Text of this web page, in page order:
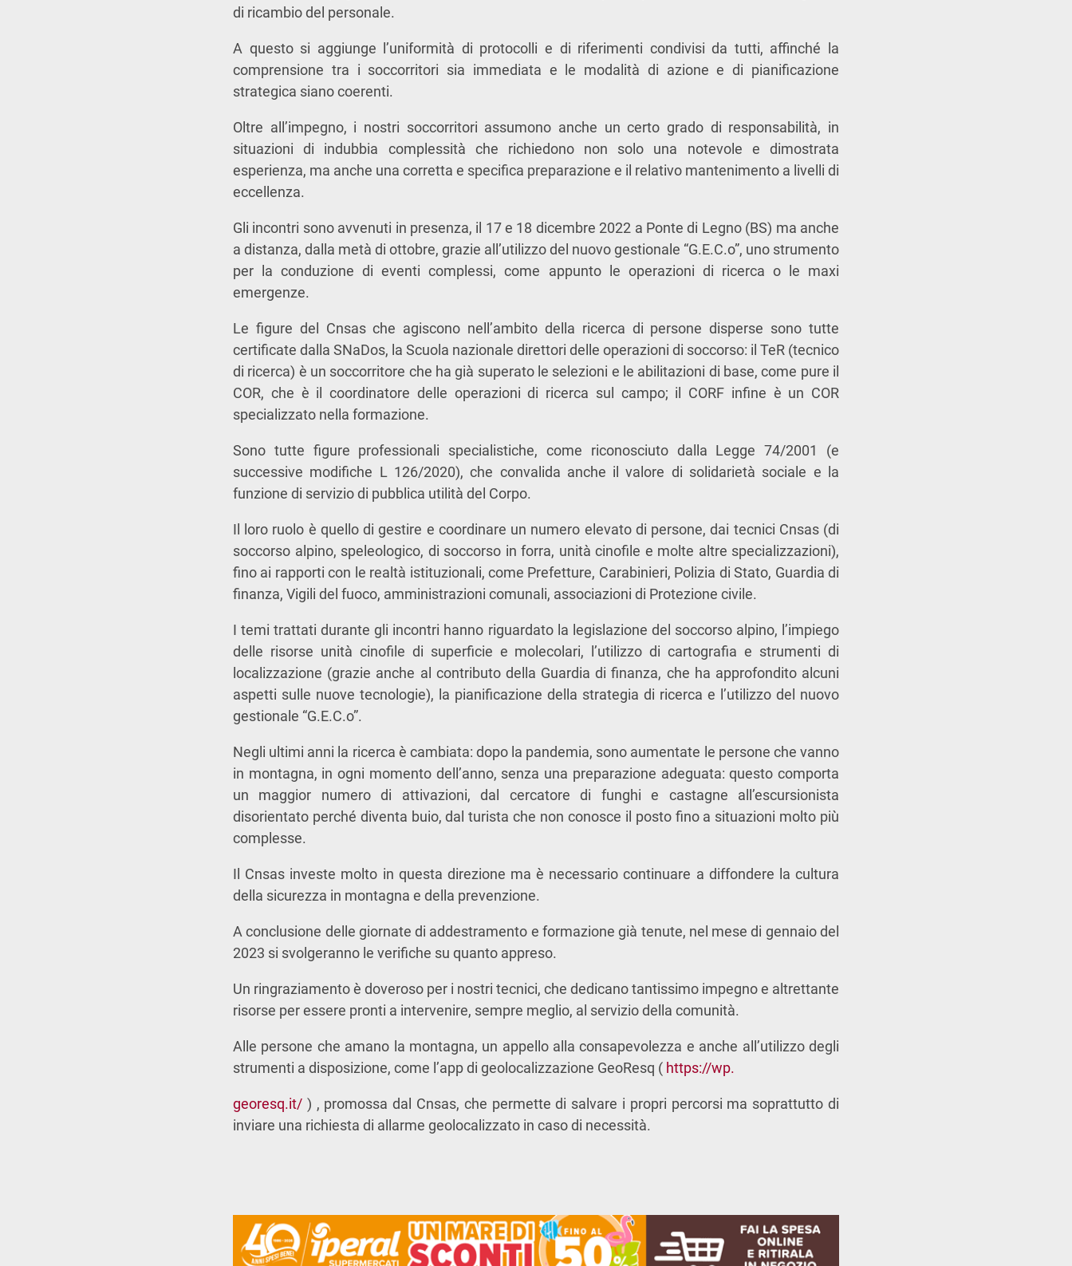
di ricambio del personale.
A questo si aggiunge l’uniformità di protocolli e di riferimenti condivisi da tutti, affinché la
comprensione tra i soccorritori sia immediata e le modalità di azione e di pianificazione
strategica siano coerenti.
Oltre all’impegno, i nostri soccorritori assumono anche un certo grado di responsabilità, in
situazioni di indubbia complessità che richiedono non solo una notevole e dimostrata
esperienza, ma anche una corretta e specifica preparazione e il relativo mantenimento a livelli di
eccellenza.
Gli incontri sono avvenuti in presenza, il 17 e 18 dicembre 2022 a Ponte di Legno (BS) ma anche
a distanza, dalla metà di ottobre, grazie all’utilizzo del nuovo gestionale “G.E.C.o”, uno strumento
per la conduzione di eventi complessi, come appunto le operazioni di ricerca o le maxi
emergenze.
Le figure del Cnsas che agiscono nell’ambito della ricerca di persone disperse sono tutte
certificate dalla SNaDos, la Scuola nazionale direttori delle operazioni di soccorso: il TeR (tecnico
di ricerca) è un soccorritore che ha già superato le selezioni e le abilitazioni di base, come pure il
COR, che è il coordinatore delle operazioni di ricerca sul campo; il CORF infine è un COR
specializzato nella formazione.
Sono tutte figure professionali specialistiche, come riconosciuto dalla Legge 74/2001 (e
successive modifiche L 126/2020), che convalida anche il valore di solidarietà sociale e la
funzione di servizio di pubblica utilità del Corpo.
Il loro ruolo è quello di gestire e coordinare un numero elevato di persone, dai tecnici Cnsas (di
soccorso alpino, speleologico, di soccorso in forra, unità cinofile e molte altre specializzazioni),
fino ai rapporti con le realtà istituzionali, come Prefetture, Carabinieri, Polizia di Stato, Guardia di
finanza, Vigili del fuoco, amministrazioni comunali, associazioni di Protezione civile.
I temi trattati durante gli incontri hanno riguardato la legislazione del soccorso alpino, l’impiego
delle risorse unità cinofile di superficie e molecolari, l’utilizzo di cartografia e strumenti di
localizzazione (grazie anche al contributo della Guardia di finanza, che ha approfondito alcuni
aspetti sulle nuove tecnologie), la pianificazione della strategia di ricerca e l’utilizzo del nuovo
gestionale “G.E.C.o”.
Negli ultimi anni la ricerca è cambiata: dopo la pandemia, sono aumentate le persone che vanno
in montagna, in ogni momento dell’anno, senza una preparazione adeguata: questo comporta
un maggior numero di attivazioni, dal cercatore di funghi e castagne all’escursionista
disorientato perché diventa buio, dal turista che non conosce il posto fino a situazioni molto più
complesse.
Il Cnsas investe molto in questa direzione ma è necessario continuare a diffondere la cultura
della sicurezza in montagna e della prevenzione.
A conclusione delle giornate di addestramento e formazione già tenute, nel mese di gennaio del
2023 si svolgeranno le verifiche su quanto appreso.
Un ringraziamento è doveroso per i nostri tecnici, che dedicano tantissimo impegno e altrettante
risorse per essere pronti a intervenire, sempre meglio, al servizio della comunità.
Alle persone che amano la montagna, un appello alla consapevolezza e anche all’utilizzo degli
strumenti a disposizione, come l’app di geolocalizzazione GeoResq ( https://wp.
georesq.it/ ) , promossa dal Cnsas, che permette di salvare i propri percorsi ma soprattutto di
inviare una richiesta di allarme geolocalizzato in caso di necessità.